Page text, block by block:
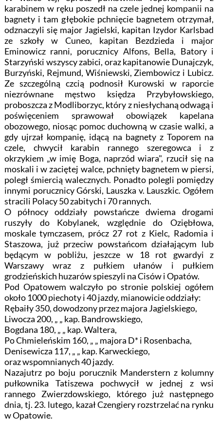
karabinem w ręku poszedł na czele jednej kompanii na
bagnety i tam głębokie pchnięcie bagnetem otrzymał,
odznaczyli się major Jagielski, kapitan Izydor Karlsbad
ze szkoły w Cuneo, kapitan Bezdzieda i major
Eminowicz ranni, porucznicy Alfons, Bella, Batory i
Starzyński wszyscy zabici, oraz kapitanowie Dunajczyk,
Burzyński, Rejmund, Wiśniewski, Ziembowicz i Lubicz.
Ze szczególną czcią podnosił Kurowski w raporcie
niezrównane męstwo księdza Przybyłowskiego,
proboszcza z Modliborzyc, który z niesłychaną odwagą i
poświęceniem sprawował obowiązek kapelana
obozowego, niosąc pomoc duchowną w czasie walki, a
gdy ujrzał kompanię, idącą na bagnety z Toporem na
czele, chwycił karabin rannego szeregowca i z
okrzykiem „w imię Boga, naprzód wiara", rzucił się na
moskali i w zaciętej walce, pchnięty bagnetem w piersi,
poległ śmiercią walecznych. Ponadto polegli pomiędzy
innymi porucznicy Górski, Lauszka v. Lauszkic. Ogółem
stracili Polacy 50 zabitych i 70 rannych.
O północy oddziały powstańcze dwiema drogami
ruszyły do Kobylanek, względnie do Oziębłowa,
moskale tymczasem, prócz 27 rot z Kielc, Radomia i
Staszowa, już przeciw powstańcom działającym lub
będącym w pobliżu, jeszcze w 18 rot gwardyi z
Warszawy wraz z pułkiem ułanów i pułkiem
grodzieńskich huzarów spieszyli na Cisów i Opatów.
Pod Opatowem walczyło po stronie polskiej ogółem
około 1000 piechoty i 40 jazdy, mianowicie oddziały:
Rębaiły 350, dowodzony przez majora Jagielskiego,
Liwocza 200, „ „ kap. Bandrowskiego,
Bogdana 180, „ „ kap. Waltera,
Po Chmieleńskim 160, „ „ majora D* i Rosenbacha,
Denisewicza 117, „ „ kap. Karweckiego,
oraz wspomnianych 40 jazdy.
Nazajutrz po boju porucznik Manderstern z kolumny
pułkownika Tatiszewa pochwycił w jednej z wsi
rannego Zwierzdowskiego, którego już następnego
dnia, tj. 23. lutego, kazał Czengiery rozstrzelać na rynku
w Opatowie.